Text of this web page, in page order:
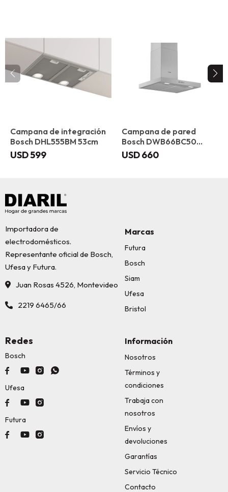
Campana de integración
Bosch DHL555BM 53cm
USD599
Campana de pared
Bosch DWB66BC50
Plana 60 cm
USD660
Importadora de
electrodomésticos.
Representante oficial de Bosch,
Ufesa y Futura.
Juan Rosas 4526, Montevideo
2219 6465/66
Marcas
Futura
Bosch
Siam
Ufesa
Bristol
Información
Nosotros
Términos y
condiciones
Trabaja con
nosotros
Envíos y
devoluciones
Garantías
Servicio Técnico
Contacto
Redes
Bosch
   
Ufesa
  
Futura
  